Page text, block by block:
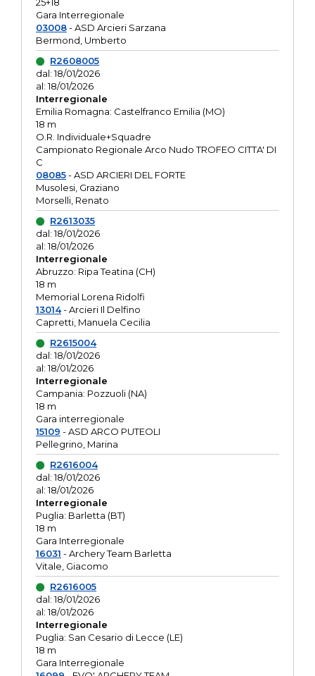
Gara Interregionale
03008- ASD Arcieri Sarzana
Bermond, Umberto
R2608005
dal: 18/01/2026
al: 18/01/2026
Interregionale
Emilia Romagna: Castelfranco Emilia (MO)
18 m
O.R. Individuale+Squadre
Campionato Regionale Arco Nudo TROFEO CITTA' DI
C
08085- ASD ARCIERI DEL FORTE
Musolesi, Graziano
Morselli, Renato
R2613035
dal: 18/01/2026
al: 18/01/2026
Interregionale
Abruzzo: Ripa Teatina (CH)
18 m
Memorial Lorena Ridolfi
13014- Arcieri Il Delfino
Capretti, Manuela Cecilia
R2615004
dal: 18/01/2026
al: 18/01/2026
Interregionale
Campania: Pozzuoli (NA)
18 m
Gara interregionale
15109 - ASD ARCO PUTEOLI
Pellegrino, Marina
R2616004
dal: 18/01/2026
al: 18/01/2026
Interregionale
Puglia: Barletta (BT)
18 m
Gara Interregionale
16031 - Archery Team Barletta
Vitale, Giacomo
R2616005
dal: 18/01/2026
al: 18/01/2026
Interregionale
Puglia: San Cesario di Lecce (LE)
18 m
Gara Interregionale